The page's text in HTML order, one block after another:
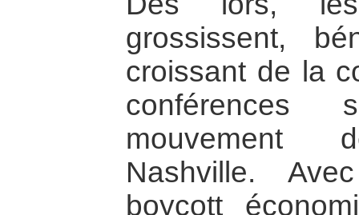
grossissent,
croissant de la
conférences
mouvement
Nashville.
boycott